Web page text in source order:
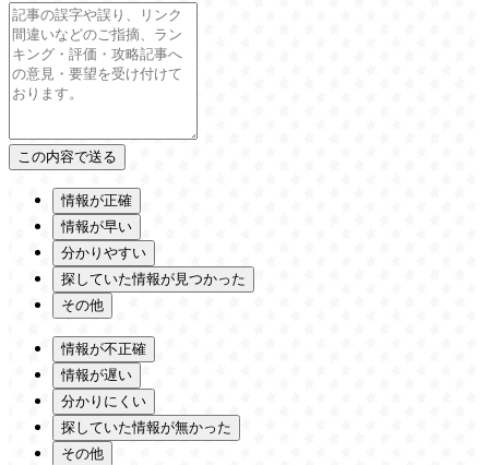
情報が正確
情報が早い
分かりやすい
探していた情報が見つかった
その他
情報が不正確
情報が遅い
分かりにくい
探していた情報が無かった
その他